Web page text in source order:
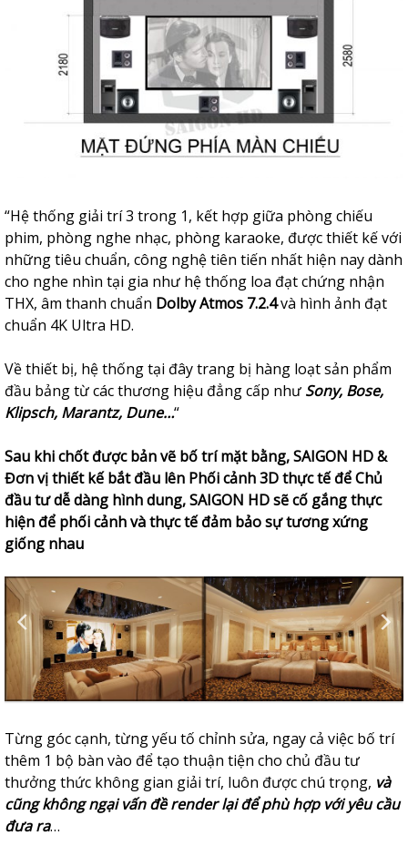
“Hệ thống giải trí 3 trong 1, kết hợp giữa phòng chiếu
phim, phòng nghe nhạc, phòng karaoke, được thiết kế với
những tiêu chuẩn, công nghệ tiên tiến nhất hiện nay dành
cho nghe nhìn tại gia như hệ thống loa đạt chứng nhận
THX, âm thanh chuẩn Dolby Atmos 7.2.4và hình ảnh đạt
chuẩn 4K Ultra HD.
Về thiết bị, hệ thống tại đây trang bị hàng loạt sản phẩm
đầu bảng từ các thương hiệu đẳng cấp như Sony, Bose,
Klipsch, Marantz, Dune…“
Sau khi chốt được bản vẽ bố trí mặt bằng, SAIGON HD &
Đơn vị thiết kế bắt đầu lên Phối cảnh 3D thực tế để Chủ
đầu tư dễ dàng hình dung, SAIGON HD sẽ cố gắng thực
hiện để phối cảnh và thực tế đảm bảo sự tương xứng
giống nhau
Từng góc cạnh, từng yếu tố chỉnh sửa, ngay cả việc bố trí
thêm 1 bộ bàn vào để tạo thuận tiện cho chủ đầu tư
thưởng thức không gian giải trí, luôn được chú trọng, và
cũng không ngại vấn đề render lại để phù hợp với yêu cầu
đưa ra…